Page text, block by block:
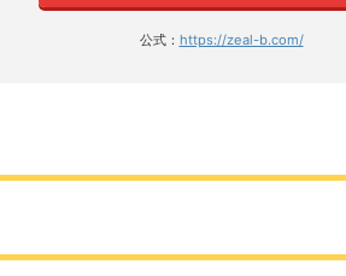
公式： https://zeal-b.com/